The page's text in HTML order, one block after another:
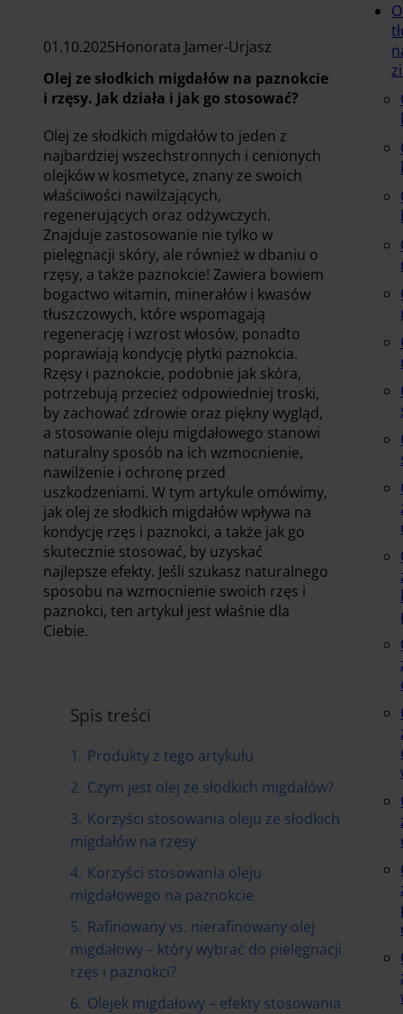
01.10.2025Honorata Jamer-Urjasz
Olej ze słodkich migdałów na paznokcie
i rzęsy. Jak działa i jak go stosować?
Olej ze słodkich migdałów to jeden z
najbardziej wszechstronnych i cenionych
olejków w kosmetyce, znany ze swoich
właściwości nawilżających,
regenerujących oraz odżywczych.
Znajduje zastosowanie nie tylko w
pielęgnacji skóry, ale również w dbaniu o
rzęsy, a także paznokcie! Zawiera bowiem
bogactwo witamin, minerałów i kwasów
tłuszczowych, które wspomagają
regenerację i wzrost włosów, ponadto
poprawiają kondycję płytki paznokcia.
Rzęsy i paznokcie, podobnie jak skóra,
potrzebują przecież odpowiedniej troski,
by zachować zdrowie oraz piękny wygląd,
a stosowanie oleju migdałowego stanowi
naturalny sposób na ich wzmocnienie,
nawilżenie i ochronę przed
uszkodzeniami. W tym artykule omówimy,
jak olej ze słodkich migdałów wpływa na
kondycję rzęs i paznokci, a także jak go
skutecznie stosować, by uzyskać
najlepsze efekty. Jeśli szukasz naturalnego
sposobu na wzmocnienie swoich rzęs i
paznokci, ten artykuł jest właśnie dla
Ciebie.
Spis treści
1. Produkty z tego artykułu
2. Czym jest olej ze słodkich migdałów?
3. Korzyści stosowania oleju ze słodkich
migdałów na rzęsy
4. Korzyści stosowania oleju
migdałowego na paznokcie
5. Rafinowany vs. nierafinowany olej
migdałowy – który wybrać do pielęgnacji
rzęs i paznokci?
6. Olejek migdałowy – efekty stosowania